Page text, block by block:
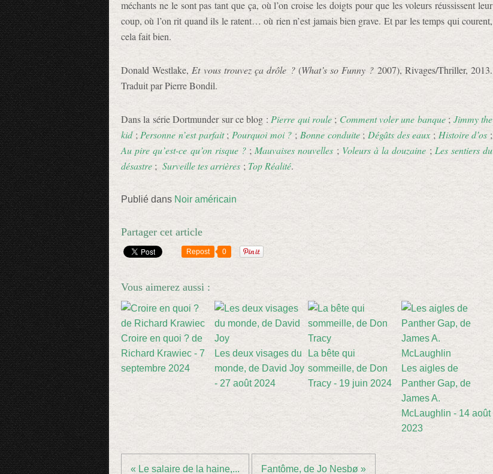
méchants ne le sont pas tant que ça, où l’on croise les doigts pour que les voleurs réussissent leur
coup, où l’on rit quand ils le ratent… où rien n’est jamais bien grave. Et par les temps qui courent,
cela fait bien.
Donald Westlake, Et vous trouvez ça drôle ?(What’s so Funny ? 2007), Rivages/Thriller, 2013.
Traduit par Pierre Bondil.
Dans la série Dortmunder sur ce blog : Pierre qui roule; Comment voler une banque; Jimmy the
kid; Personne n’est parfait; Pourquoi moi ? ; Bonne conduite; Dégâts des eaux ; Histoire d’os ;
Au pire qu’est-ce qu’on risque ?; Mauvaises nouvelles ; Voleurs à la douzaine ; Les sentiers du
désastre ; Surveille tes arrières ; Top Réalité.
Publié dans Noir américain
Partager cet article
Repost 0
Vous aimerez aussi :
Croire en quoi ? de
Richard Krawiec - 7
septembre 2024
Les deux visages du
monde, de David Joy
- 27 août 2024
La bête qui
sommeille, de Don
Tracy - 19 juin 2024
Les aigles de
Panther Gap, de
James A.
McLaughlin - 14 août
2023
« Le salaire de la haine,... Fantôme, de Jo Nesbø »